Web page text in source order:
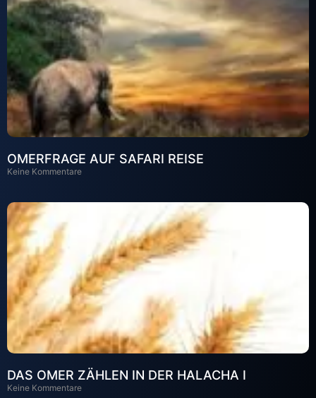
OMERFRAGE AUF SAFARI REISE
Keine Kommentare
DAS OMER ZÄHLEN IN DER HALACHA I
Keine Kommentare